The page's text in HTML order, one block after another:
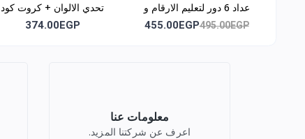
عداد 6 دور لتعليم الارقام و
الحروف وسائل المواصلات و
495.00EGP
455.00EGP
تحدي الالوان + كروت كود
1044
374.00EGP
معلومات عنا
اعرف عن شركتنا المزيد.